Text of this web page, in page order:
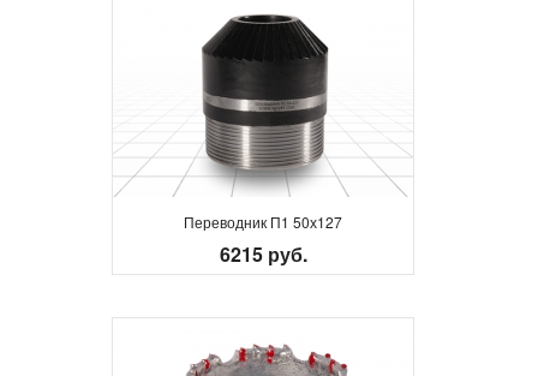
Переводник П1 50х127
6215 руб.